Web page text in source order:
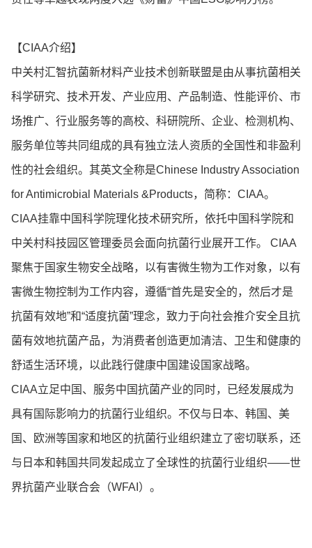
【CIAA介绍】
中关村汇智抗菌新材料产业技术创新联盟是由从事抗菌相关
科学研究、技术开发、产业应用、产品制造、性能评价、市
场推广、行业服务等的高校、科研院所、企业、检测机构、
服务单位等共同组成的具有独立法人资质的全国性和非盈利
性的社会组织。其英文全称是Chinese Industry Association
for Antimicrobial Materials &Products，简称：CIAA。
CIAA挂靠中国科学院理化技术研究所，依托中国科学院和
中关村科技园区管理委员会面向抗菌行业展开工作。 CIAA
聚焦于国家生物安全战略，以有害微生物为工作对象，以有
害微生物控制为工作内容，遵循“首先是安全的，然后才是
抗菌有效地”和“适度抗菌”理念，致力于向社会推介安全且抗
菌有效地抗菌产品，为消费者创造更加清洁、卫生和健康的
舒适生活环境，以此践行健康中国建设国家战略。
CIAA立足中国、服务中国抗菌产业的同时，已经发展成为
具有国际影响力的抗菌行业组织。不仅与日本、韩国、美
国、欧洲等国家和地区的抗菌行业组织建立了密切联系，还
与日本和韩国共同发起成立了全球性的抗菌行业组织——世
界抗菌产业联合会（WFAI）。